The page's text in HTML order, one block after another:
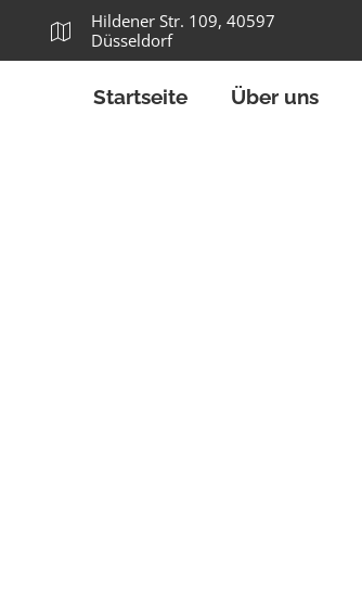
Hildener Str. 109, 40597
Düsseldorf
Startseite Über uns